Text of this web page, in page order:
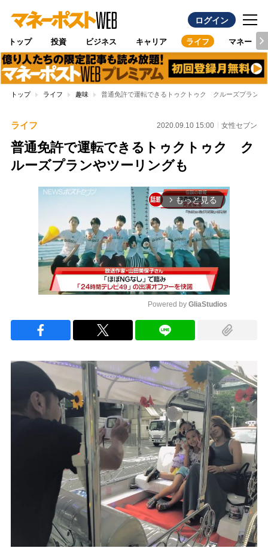
ログイン
トップ 投資 ビジネス キャリア ライフ マネー
トップ ライフ 趣味 普通免許で運転できるトゥクトゥク クルーズプランや
ライフ 2020.09.10 15:00 女性セブン
普通免許で運転できるトゥクトゥク ク
ルーズプランやツーリングも
arrow_forward_ios もっと見る
Powered by GliaStudios